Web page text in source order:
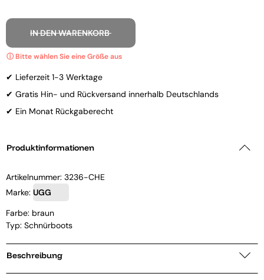
IN DEN WARENKORB
✔ Lieferzeit 1-3 Werktage
✔ Gratis Hin- und Rückversand innerhalb Deutschlands
✔ Ein Monat Rückgaberecht
Produktinformationen
Artikelnummer: 3236-CHE
Marke: UGG
Farbe: braun
Typ: Schnürboots
Beschreibung